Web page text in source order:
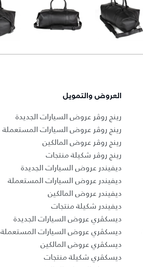
العروض والتمويل
رينج روڤر عروض السيارات الجديدة
رينج روڤر عروض السيارات المستعملة
رينج روڤر عروض المالكين
رينج روڤر شكيلة منتجات
ديفيندر عروض السيارات الجديدة
ديفيندر عروض السيارات المستعملة
ديفيندر عروض المالكين
ديفيندر شكيلة منتجات
ديسكڤري عروض السيارات الجديدة
ديسكڤري عروض السيارات المستعملة
ديسكڤري عروض المالكين
ديسكڤري شكيلة منتجات